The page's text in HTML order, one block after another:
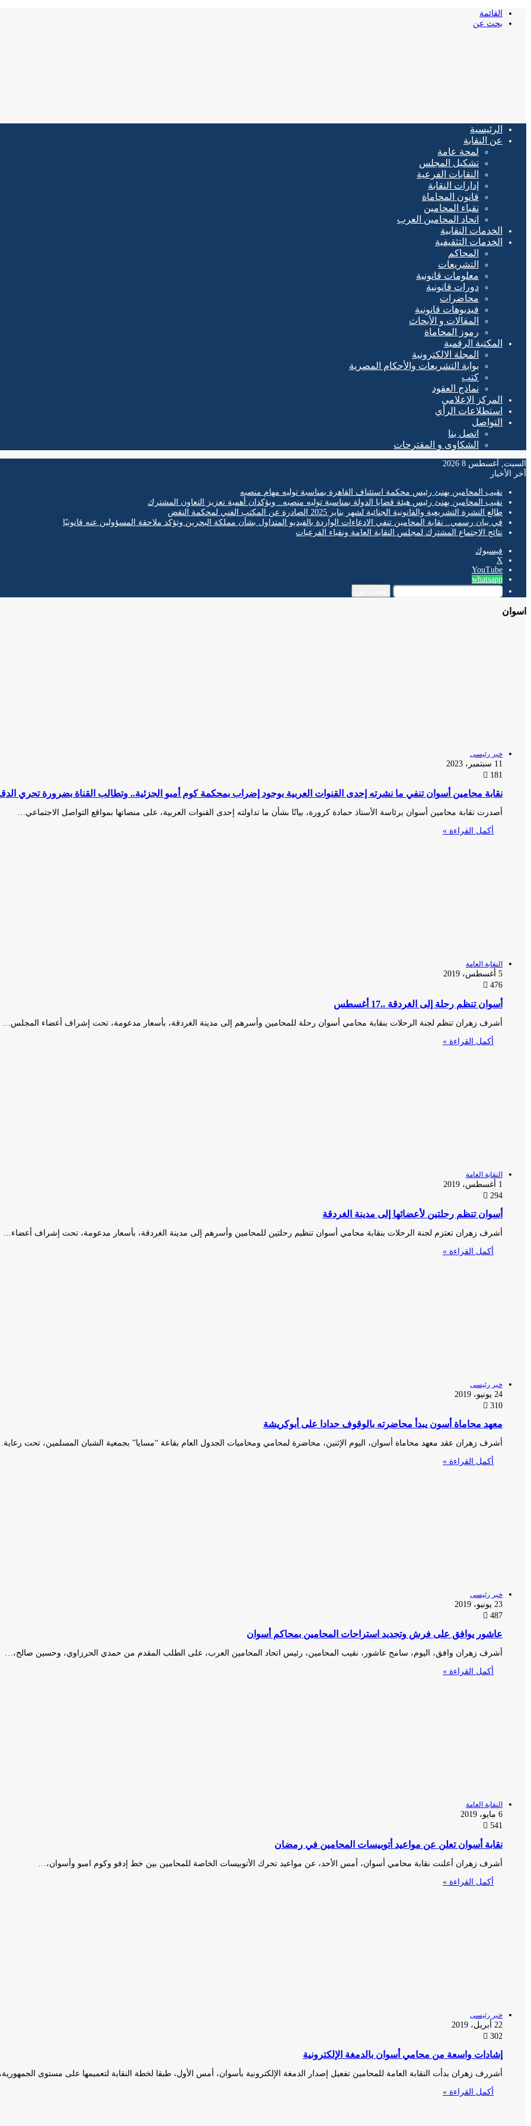
القائمة
بحث عن
الرئيسية
عن النقابة
لمحة عامة
تشكيل المجلس
النقابات الفرعية
إدارات النقابة
قانون المحاماة
نقباء المحامين
اتحاد المحامين العرب
الخدمات النقابية
الخدمات التثقيفية
المحاكم
التشريعات
معلومات قانونية
دورات قانونية
محاضرات
فيديوهات قانونية
المقالات و الأبحاث
رموز المحاماة
المكتبة الرقمية
المجلة الالكترونية
بوابة التشريعات والأحكام المصرية
كتب
نماذج العقود
المركز الإعلامي
استطلاعات الرأي
التواصل
اتصل بنا
الشكاوى و المقترحات
السبت, أغسطس 8 2026
آخر الأخبار
نقيب المحامين يهنئ رئيس محكمة استئناف القاهرة بمناسبة توليه مهام منصبه
نقيب المحامين يهنئ رئيس هيئة قضايا الدولة بمناسبة توليه منصبه.. ويؤكدان أهمية تعزيز التعاون المشترك
طالع النشرة التشريعية والقانونية الجنائية لشهر يناير 2025 الصادرة عن المكتب الفني لمحكمة النقض
في بيان رسمي.. نقابة المحامين تنفي الادعاءات الواردة بالفيديو المتداول بشأن مملكة البحرين وتؤكد ملاحقة المسؤولين عنه قانونيًا
نتائج الاجتماع المشترك لمجلس النقابة العامة ونقباء الفرعيات
فيسبوك
‫X
‫YouTube
whatsapp
اسوان
خبر رئيسى
11 سبتمبر، 2023
181
نقابة محامين أسوان تنفي ما نشرته إحدى القنوات العربية بوجود إضراب بمحكمة كوم أمبو الجزئية.. وتطالب القناة بضرورة تحري
أصدرت نقابة محامين أسوان برئاسة الأستاذ حمادة كرورة، بيانًا بشأن ما تداولته إحدى القنوات العربية، على منصاتها بمواقع التواصل الاجتماعي…
أكمل القراءة »
النقابة العامة
5 أغسطس، 2019
476
أسوان تنظم رحلة إلى الغردقة ..17 أغسطس
أشرف زهران تنظم لجنة الرحلات بنقابة محامي أسوان رحلة للمحامين وأسرهم إلى مدينة الغردقة، بأسعار مدعومة، تحت إشراف أعضاء المجلس…
أكمل القراءة »
النقابة العامة
1 أغسطس، 2019
294
أسوان تنظم رحلتين لأعضائها إلى مدينة الغردقة
أشرف زهران تعتزم لجنة الرحلات بنقابة محامي أسوان تنظيم رحلتين للمحامين وأسرهم إلى مدينة الغردقة، بأسعار مدعومة، تحت إشراف أعضاء…
أكمل القراءة »
خبر رئيسى
24 يونيو، 2019
310
معهد محاماة أسون يبدأ محاضرته بالوقوف حدادا على أبوكريشة
أشرف زهران عقد معهد محاماة أسوان، اليوم الإثنين، محاضرة لمحامي ومحاميات الجدول العام بقاعة “مسايا” بجمعية الشبان المسلمين، تحت
أكمل القراءة »
خبر رئيسى
23 يونيو، 2019
487
عاشور يوافق على فرش وتجديد استراحات المحامين بمحاكم أسوان
أشرف زهران وافق، اليوم، سامح عاشور، نقيب المحامين، رئيس اتحاد المحامين العرب، على الطلب المقدم من حمدي الحرزاوي، وحسين صالح،…
أكمل القراءة »
النقابة العامة
6 مايو، 2019
541
نقابة أسوان تعلن عن مواعيد أتوبيسات المحامين في رمضان
أشرف زهران أعلنت نقابة محامي أسوان، أمس الأحد، عن مواعيد تحرك الأتوبيسات الخاصة للمحامين بين خط إدفو وكوم امبو وأسوان،…
أكمل القراءة »
خبر رئيسى
22 أبريل، 2019
302
إشادات واسعة من محامي أسوان بالدمغة الإلكترونية
أشررف زهران بدأت النقابة العامة للمحامين تفعيل إصدار الدمغة الإلكترونية بأسوان، أمس الأول، طبقا لخطة النقابة لتعميمها على مستوى
أكمل القراءة »